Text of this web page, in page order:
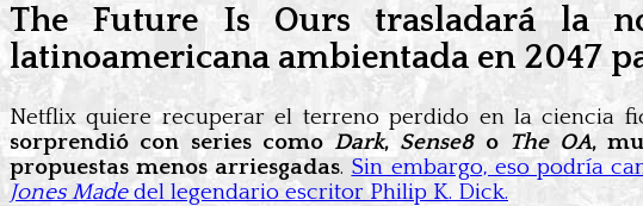
The Future Is Ours trasladará la
latinoamericana ambientada en 2047
Netflix quiere recuperar el terreno perdido en la ciencia
sorprendió con series comoDark, Sense8o The OA,
propuestas menos arriesgadas. Sin embargo, eso podría
Jones Madedel legendario escritor Philip K. Dick.